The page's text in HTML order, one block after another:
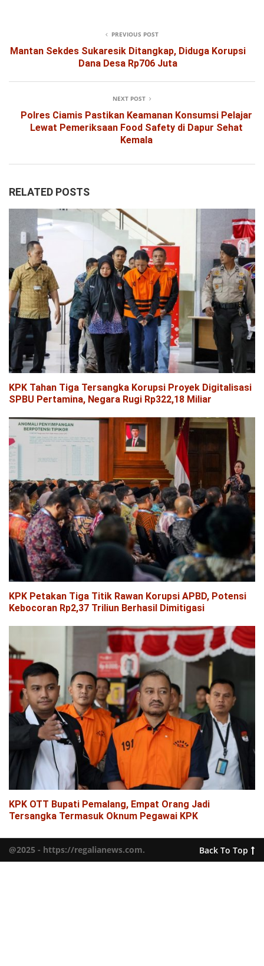
PREVIOUS POST
Mantan Sekdes Sukaresik Ditangkap, Diduga Korupsi
Dana Desa Rp706 Juta
NEXT POST
Polres Ciamis Pastikan Keamanan Konsumsi Pelajar
Lewat Pemeriksaan Food Safety di Dapur Sehat
Kemala
RELATED POSTS
KPK Tahan Tiga Tersangka Korupsi Proyek Digitalisasi
SPBU Pertamina, Negara Rugi Rp322,18 Miliar
KPK Petakan Tiga Titik Rawan Korupsi APBD, Potensi
Kebocoran Rp2,37 Triliun Berhasil Dimitigasi
KPK OTT Bupati Pemalang, Empat Orang Jadi
Tersangka Termasuk Oknum Pegawai KPK
@2025 - https://regalianews.com. Back To Top